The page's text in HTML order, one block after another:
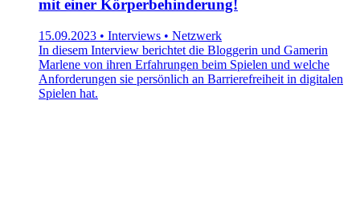
mit einer Körperbehinderung!
15.09.2023 • Interviews • Netzwerk
In diesem Interview berichtet die Bloggerin und Gamerin
Marlene von ihren Erfahrungen beim Spielen und welche
Anforderungen sie persönlich an Barrierefreiheit in digitalen
Spielen hat.